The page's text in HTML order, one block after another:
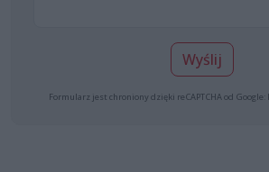
Wyślij
Formularz jest chroniony dzięki reCAPTCHA od Google: